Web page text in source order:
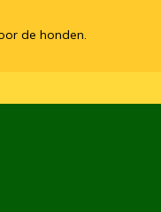
de honden.